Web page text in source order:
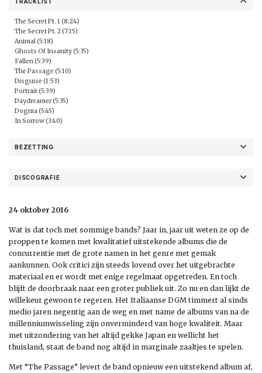
The Secret Pt. 1 (8:24)
The Secret Pt. 2 (7:15)
Animal (5:18)
Ghosts Of Insanity (5:35)
Fallen (5:39)
The Passage (5:10)
Disguise (1:53)
Portrait (5:39)
Daydreamer (5:35)
Dogma (5:45)
In Sorrow (3:40)
BEZETTING
DISCOGRAFIE
24 oktober 2016
Wat is dat toch met sommige bands? Jaar in, jaar uit weten ze op de
proppen te komen met kwalitatief uitstekende albums die de
concurrentie met de grote namen in het genre met gemak
aankunnen. Ook critici zijn steeds lovend over het uitgebrachte
materiaal en er wordt met enige regelmaat opgetreden. En toch
blijft de doorbraak naar een groter publiek uit. Zo nu en dan lijkt de
willekeur gewoon te regeren. Het Italiaanse DGM timmert al sinds
medio jaren negentig aan de weg en met name de albums van na de
millenniumwisseling zijn onverminderd van hoge kwaliteit. Maar
met uitzondering van het altijd gekke Japan en wellicht het
thuisland, staat de band nog altijd in marginale zaaltjes te spelen.
Met “The Passage” levert de band opnieuw een uitstekend album af,